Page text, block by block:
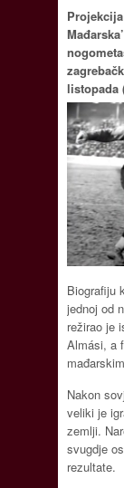
listopada
Biografiju
jednoj od
režirao je
Almási, a
Nakon
veliki je
zemlji.
svugdje
rezultate.